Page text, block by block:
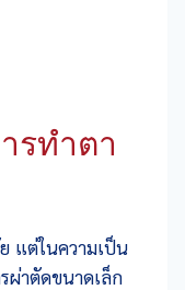
รทำตา
แต่ในความเป็น
ผ่าตัดขนาดเล็ก